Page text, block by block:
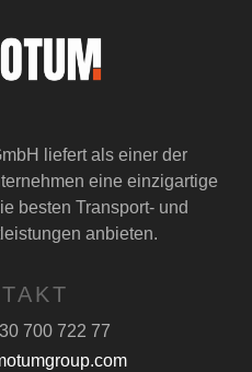
liefert als einer der
eine einzigartige
besten Transport- und
anbieten.
700 722 77